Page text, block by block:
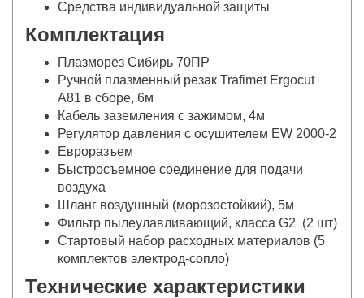
Средства индивидуальной защиты
Комплектация
Плазморез Сибирь 70ПР
Ручной плазменный резак Trafimet Ergocut
A81 в сборе, 6м
Кабель заземления с зажимом, 4м
Регулятор давления с осушителем EW 2000-2
Евроразъем
Быстросъемное соединение для подачи
воздуха
Шланг воздушный (морозостойкий), 5м
Фильтр пылеулавливающий, класса G2 (2 шт)
Стартовый набор расходных материалов (5
комплектов электрод-сопло)
Технические характеристики